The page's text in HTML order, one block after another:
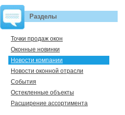
Разделы
Точки продаж окон
Оконные новинки
Новости компании
Новости оконной отрасли
События
Остекленные объекты
Расширение ассортимента